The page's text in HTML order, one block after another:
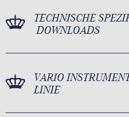
TECHNISCHE
DOWNLOADS
VARIO
LINIE